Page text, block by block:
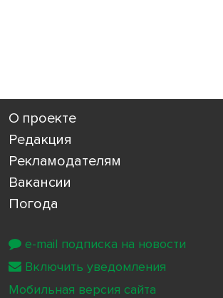
О проекте
Редакция
Рекламодателям
Вакансии
Погода
e-mail подписка на новости
Включить уведомления
Мобильная версия сайта